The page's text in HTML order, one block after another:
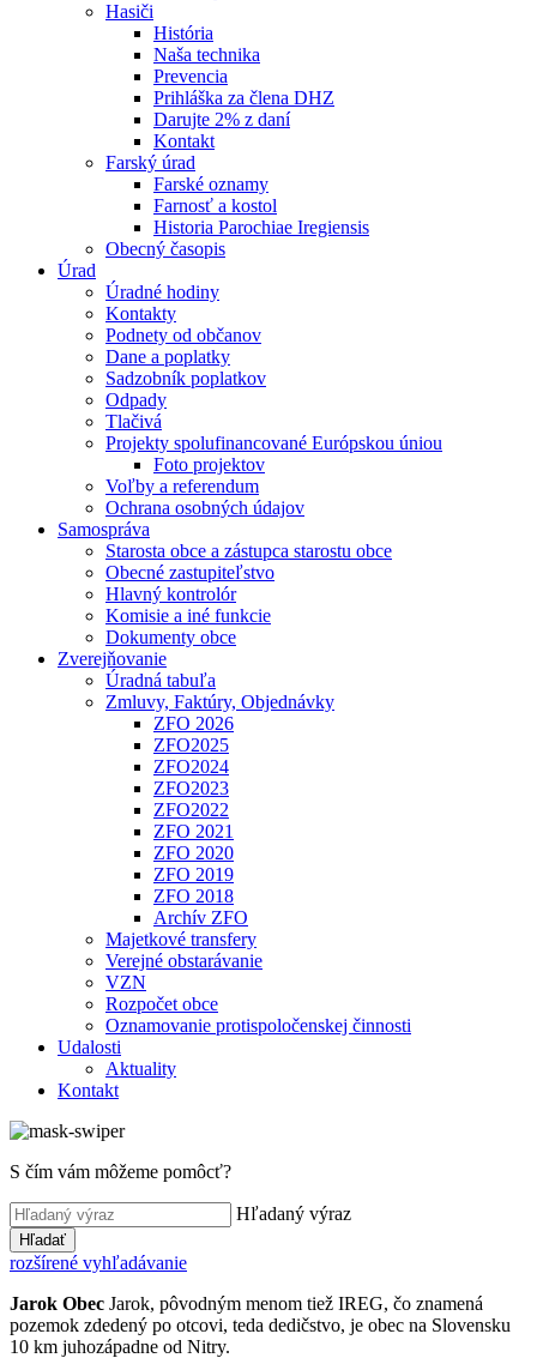
Hasiči
História
Naša technika
Prevencia
Prihláška za člena DHZ
Darujte 2% z daní
Kontakt
Farský úrad
Farské oznamy
Farnosť a kostol
Historia Parochiae Iregiensis
Obecný časopis
Úrad
Úradné hodiny
Kontakty
Podnety od občanov
Dane a poplatky
Sadzobník poplatkov
Odpady
Tlačivá
Projekty spolufinancované Európskou úniou
Foto projektov
Voľby a referendum
Ochrana osobných údajov
Samospráva
Starosta obce a zástupca starostu obce
Obecné zastupiteľstvo
Hlavný kontrolór
Komisie a iné funkcie
Dokumenty obce
Zverejňovanie
Úradná tabuľa
Zmluvy, Faktúry, Objednávky
ZFO 2026
ZFO2025
ZFO2024
ZFO2023
ZFO2022
ZFO 2021
ZFO 2020
ZFO 2019
ZFO 2018
Archív ZFO
Majetkové transfery
Verejné obstarávanie
VZN
Rozpočet obce
Oznamovanie protispoločenskej činnosti
Udalosti
Aktuality
Kontakt
S čím vám môžeme pomôcť?
Hľadaný výraz
Hľadať
rozšírené vyhľadávanie
Jarok Obec Jarok, pôvodným menom tiež IREG, čo znamená
pozemok zdedený po otcovi, teda dedičstvo, je obec na Slovensku
10 km juhozápadne od Nitry.